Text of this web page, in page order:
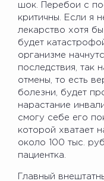
шок. Перебои с
критичны. Если я
лекарство хотя
будет
организме
последствия, так
отмены, то есть
болезни, будет
нарастание
смогу себе его
которой хватает
около 100 тыс.
пациентка.
Главный